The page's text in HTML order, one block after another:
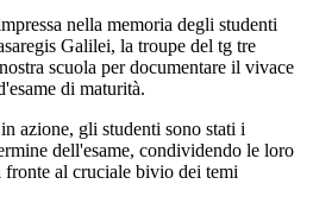
nella memoria degli studenti
Galilei, la troupe del tg tre
scuola per documentare il vivace
di maturità.
azione, gli studenti sono stati i
dell'esame, condividendo le loro
fronte al cruciale bivio dei temi